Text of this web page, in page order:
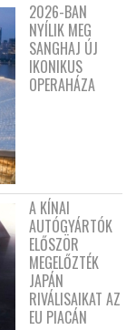
2026-BAN
NYÍLIK MEG
SANGHAJ ÚJ
IKONIKUS
OPERAHÁZA
A KÍNAI
AUTÓGYÁRTÓK
ELŐSZÖR
MEGELŐZTÉK
JAPÁN
RIVÁLISAIKAT AZ
EU PIACÁN